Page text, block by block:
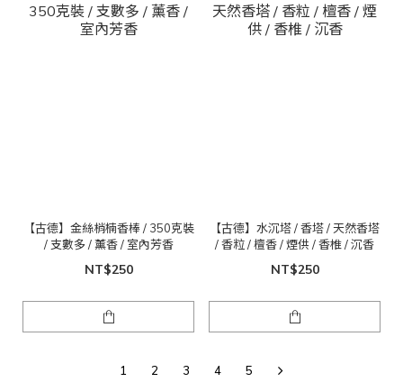
【古德】金絲梢楠香棒 / 350克裝
/ 支數多 / 薰香 / 室內芳香
NT$250
【古德】水沉塔 / 香塔 / 天然香塔
/ 香粒 / 檀香 / 煙供 / 香椎 / 沉香
NT$250
1 2 3 4 5